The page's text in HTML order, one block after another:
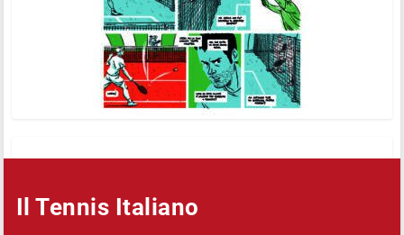
Il Tennis Italiano